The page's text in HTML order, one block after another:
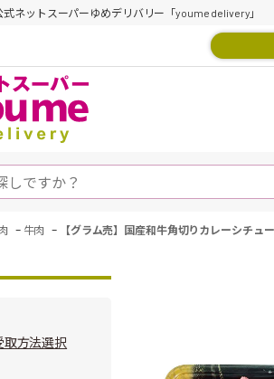
式ネットスーパーゆめデリバリー「youme delivery」
- 牛肉 - 【グラム売】国産和牛角切りカレーシチュ
取方法選択